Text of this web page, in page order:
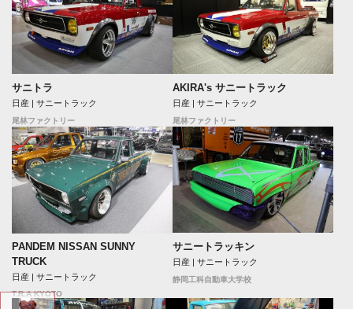
サニトラ
日産 | サニートラック
尾林ファクトリー
AKIRA's サニートラック
日産 | サニートラック
尾林ファクトリー
PANDEM NISSAN SUNNY
TRUCK
日産 | サニートラック
T.R.A KYOTO
サニートラッキン
日産 | サニートラック
静岡工科自動車大学校